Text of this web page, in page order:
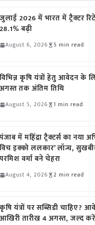
2026 में भारत में ट्रैक्टर
28.1% बढ़ी
August 6, 2026 5 min read
कृषि यंत्रों हेतु आवेदन के
अगस्त तक अंतिम तिथि
August 5, 2026 1 min read
में महिंद्रा ट्रैक्टर्स का नया
इक्को ललकार’ लॉन्च,
वर्मा बने चेहरा
August 4, 2026 2 min read
यंत्रों पर सब्सिडी चाहिए?
आखिरी तारीख 4 अगस्त, जल्द